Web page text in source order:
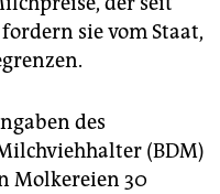
sie vom Staat,
des
(BDM)
Molkereien 30